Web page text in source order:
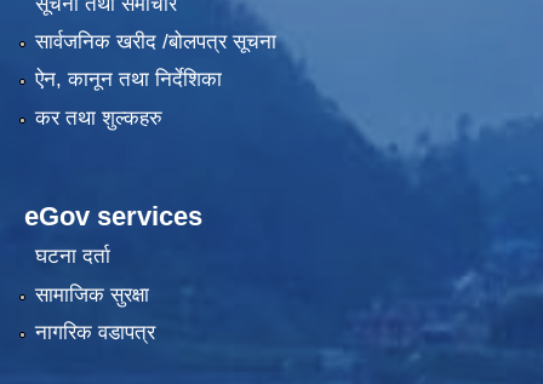
सार्वजनिक खरीद /बोलपत्र सूचना
ऐन, कानून तथा निर्देशिका
कर तथा शुल्कहरु
eGov services
घटना दर्ता
सामाजिक सुरक्षा
नागरिक वडापत्र